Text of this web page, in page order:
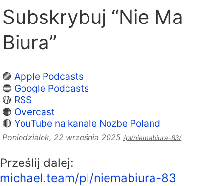
Subskrybuj “Nie Ma
Biura”
🟣 Apple Podcasts
🔵 Google Podcasts
🟡 RSS
🟠 Overcast
🔴 YouTube na kanale Nozbe Poland
Poniedziałek, 22 września 2025 /pl/niemabiura-83/
Prześlij dalej:
michael.team/pl/niemabiura-83